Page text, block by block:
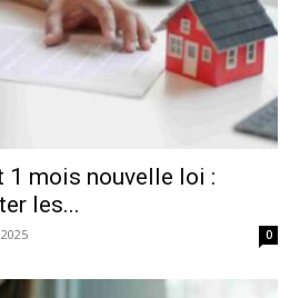
1 mois nouvelle loi :
les...
0